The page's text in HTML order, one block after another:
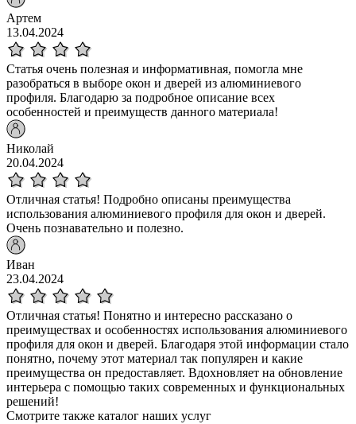
Артем
13.04.2024
Статья очень полезная и информативная, помогла мне
разобраться в выборе окон и дверей из алюминиевого
профиля. Благодарю за подробное описание всех
особенностей и преимуществ данного материала!
Николай
20.04.2024
Отличная статья! Подробно описаны преимущества
использования алюминиевого профиля для окон и дверей.
Очень познавательно и полезно.
Иван
23.04.2024
Отличная статья! Понятно и интересно рассказано о
преимуществах и особенностях использования алюминиевого
профиля для окон и дверей. Благодаря этой информации стало
понятно, почему этот материал так популярен и какие
преимущества он предоставляет. Вдохновляет на обновление
интерьера с помощью таких современных и функциональных
решений!
Смотрите также каталог наших услуг